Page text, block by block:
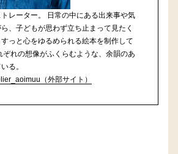
レーター。 日常の中にある出来事や気
、子どもが思わず立ち止まって見たく
っと心をゆるめられる絵本を制作して
ぞれの想像がふくらむような、余韻のあ
る。
（外部サイト）